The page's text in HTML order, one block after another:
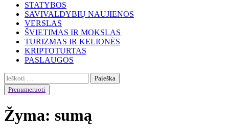
STATYBOS
SAVIVALDYBIŲ NAUJIENOS
VERSLAS
ŠVIETIMAS IR MOKSLAS
TURIZMAS IR KELIONĖS
KRIPTOTURTAS
PASLAUGOS
Ieškoti:
Prenumeruoti
Žyma: sumą